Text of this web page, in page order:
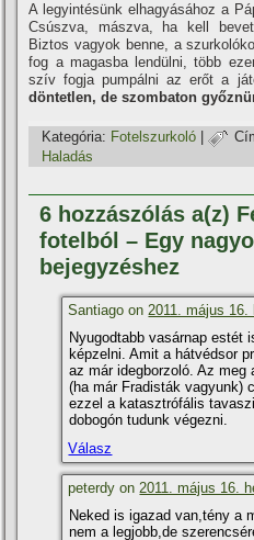
A legyintésünk elhagyásához a
Csúszva, mászva, ha kell
Biztos vagyok benne, a
fog a magasba lendülni, több
szí­v fogja pumpálni az erőt a
döntetlen, de szombaton
Kategória: Fotelszurkoló |
Haladás
6 hozzászólás a(z)
fotelból – Egy
bejegyzéshez
Santiago on2011. május 16.
Nyugodtabb vasárnap estét
képzelni. Amit a hátvédsor
az már idegborzoló. Az meg
(ha már Fradisták vagyunk)
ezzel a katasztrófális
dobogón tudunk végezni.
Válasz
peterdy on2011. május 16.
Neked is igazad van,tény a
nem a legjobb,de